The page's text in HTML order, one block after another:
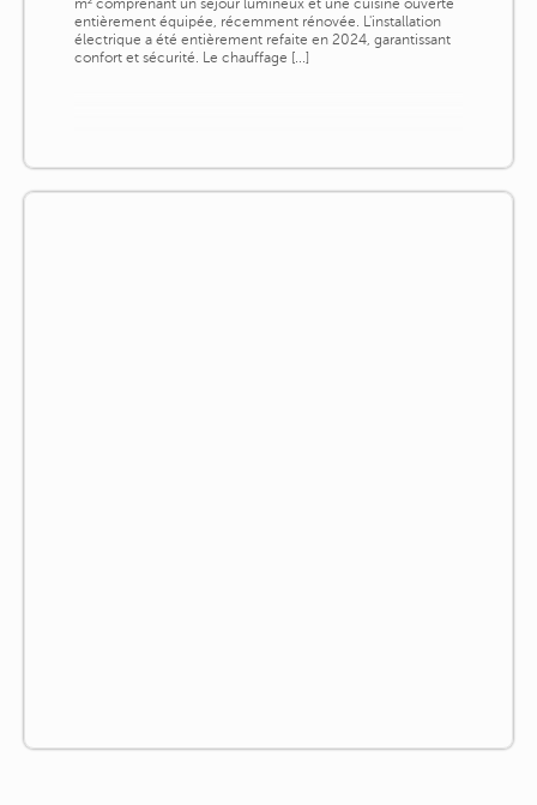
m² comprenant un séjour lumineux et une cuisine ouverte
entièrement équipée, récemment rénovée. L'installation
électrique a été entièrement refaite en 2024, garantissant
confort et sécurité. Le chauffage [...]